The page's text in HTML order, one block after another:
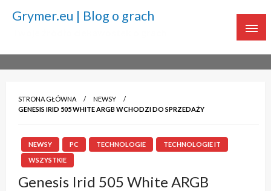
Grymer.eu | Blog o grach
STRONA GŁÓWNA
NEWSY
GENESIS IRID 505 WHITE ARGB WCHODZI DO SPRZEDAŻY
NEWSY PC TECHNOLOGIE
TECHNOLOGIE IT
WSZYSTKIE
Genesis Irid 505 White ARGB